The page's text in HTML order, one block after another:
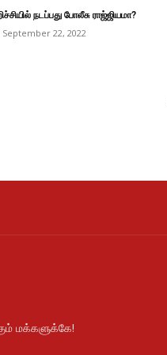
நடப்பது போலீசு ராஜ்ஜியமா?
September 22, 2022
மக்களுக்கே!